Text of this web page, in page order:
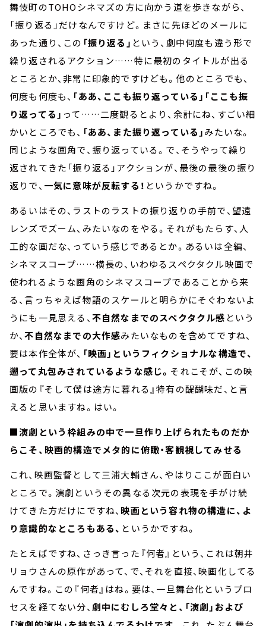
舞伎町のTOHOシネマズの方に向かう道を歩きながら、
「振り返る」だけなんですけど。まさに先ほどのメールに
あった通り、この 「振り返る」 という、劇中何度も違う形で
繰り返されるアクション……特に最初のタイトルが出る
ところとか、非常に印象的ですけども。他のところでも、
何度も何度も、 「ああ、ここも振り返っている」「ここも振
り返ってる」 って……二度観るとより、余計にね、すごい細
かいところでも、 「ああ、また振り返っている」みたいな。
同じような画角で、振り返っている。で、そうやって繰り
返されてきた「振り返る」アクションが、最後の最後の振り
返りで、 一気に意味が反転する！ というかですね。
あるいはその、ラストのラストの振り返りの手前で、望遠
レンズでズーム、みたいなのをやる。それがもたらす、人
工的な画だな、っていう感じであるとか。あるいは全編、
シネマスコープ……横長の、いわゆるスペクタクル映画で
使われるような画角のシネマスコープであることから来
る、言っちゃえば物語のスケールと明らかにそぐわないよ
うにも一見思える、不自然なまでのスペクタクル感 という
か、不自然なまでの大作感みたいなものを含めてですね、
要は本作全体が、 「映画」というフィクショナルな構造で、
遡って丸包みされているような感じ。 それこそが、この映
画版の『そして僕は途方に暮れる』特有の醍醐味だ、と言
えると思いますね。はい。
■演劇という枠組みの中で一旦作り上げられたものだか
らこそ、映画的構造でメタ的に俯瞰・客観視してみせる
これ、映画監督として三浦大輔さん、やはりここが面白い
ところで。演劇というその異なる次元の表現を手がけ続
けてきた方だけにですね、 映画という容れ物の構造に、よ
り意識的なところもある、 というかですね。
たとえばですね、さっき言った『何者』という、これは朝井
リョウさんの原作があって、で、それを直接、映画化してる
んですね。この『何者』はね。要は、一旦舞台化というプロ
セスを経てない分、劇中にむしろ堂々と、「演劇」および